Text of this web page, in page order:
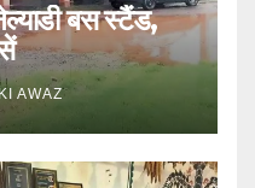
बस स्टैंड,
AWAZ